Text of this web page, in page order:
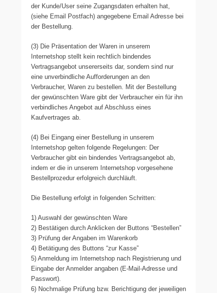
der Kunde/User seine Zugangsdaten erhalten hat,
(siehe Email Postfach) angegebene Email Adresse bei
der Bestellung.
(3) Die Präsentation der Waren in unserem
Internetshop stellt kein rechtlich bindendes
Vertragsangebot unsererseits dar, sondern sind nur
eine unverbindliche Aufforderungen an den
Verbraucher, Waren zu bestellen. Mit der Bestellung
der gewünschten Ware gibt der Verbraucher ein für ihn
verbindliches Angebot auf Abschluss eines
Kaufvertrages ab.
(4) Bei Eingang einer Bestellung in unserem
Internetshop gelten folgende Regelungen: Der
Verbraucher gibt ein bindendes Vertragsangebot ab,
indem er die in unserem Internetshop vorgesehene
Bestellprozedur erfolgreich durchläuft.
Die Bestellung erfolgt in folgenden Schritten:
1) Auswahl der gewünschten Ware
2) Bestätigen durch Anklicken der Buttons “Bestellen”
3) Prüfung der Angaben im Warenkorb
4) Betätigung des Buttons “zur Kasse”
5) Anmeldung im Internetshop nach Registrierung und
Eingabe der Anmelder angaben (E-Mail-Adresse und
Passwort).
6) Nochmalige Prüfung bzw. Berichtigung der jeweiligen